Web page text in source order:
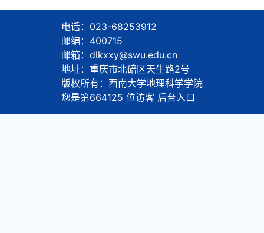
电话：023-68253912
邮编：400715
邮箱：dlkxxy@swu.edu.cn
地址：重庆市北碚区天生路2号
版权所有：西南大学地理科学学院
您是第664125 位访客 后台入口